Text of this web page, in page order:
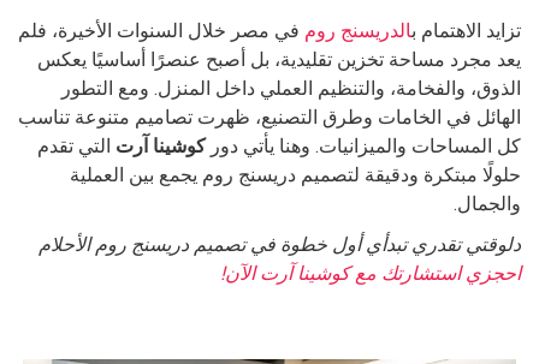
تزايد الاهتمام بالدريسنج روم في مصر خلال السنوات الأخيرة، فلم
يعد مجرد مساحة تخزين تقليدية، بل أصبح عنصرًا أساسيًا يعكس
الذوق، والفخامة، والتنظيم العملي داخل المنزل. ومع التطور
الهائل في الخامات وطرق التصنيع، ظهرت تصاميم متنوعة تناسب
كل المساحات والميزانيات. وهنا يأتي دوركوشينا آرت التي تقدم
حلولًا مبتكرة ودقيقة لتصميم دريسنج روم يجمع بين العملية
والجمال.
دلوقتي تقدري تبدأي أول خطوة في تصميم دريسنج روم الأحلام
احجزي استشارتك مع كوشينا آرت الآن!